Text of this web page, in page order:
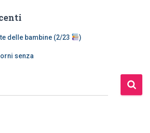
delle bambine (2/23 )
senza